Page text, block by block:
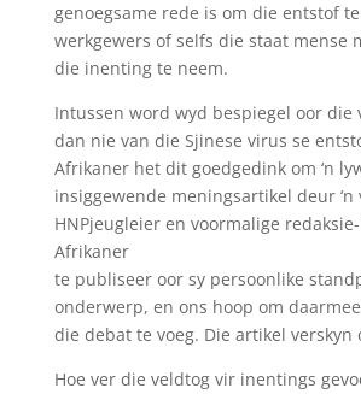
genoegsame rede is om die entstof
werkgewers of selfs die staat mense
die inenting te neem.
Intussen word wyd bespiegel oor die
dan nie van die Sjinese virus se
Afrikaner het dit goedgedink om ‘n
insiggewende meningsartikel deur ‘n
HNPjeugleier en voormalige
Afrikaner
te publiseer oor sy persoonlike
onderwerp, en ons hoop om
die debat te voeg. Die artikel verskyn
Hoe ver die veldtog vir inentings